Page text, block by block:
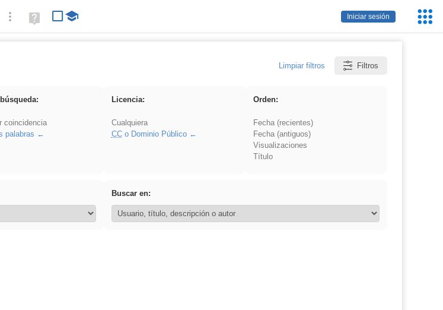
Iniciar sesión
Búsqueda avanzada
Ayuda
(en
Limpiar filtros Filtros
coincidencia
palabras
Licencia:
Cualquiera
CCo Dominio Público
Orden:
Fecha (recientes)
Fecha (antiguos)
Visualizaciones
Título
Buscar en: